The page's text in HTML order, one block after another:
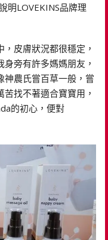
明LOVEKINS品牌理
皮膚狀況都很穩定，
旁有許多媽媽朋友，
神農氏嘗百草一般，嘗
找不著適合寶寶用，
的初心，便對